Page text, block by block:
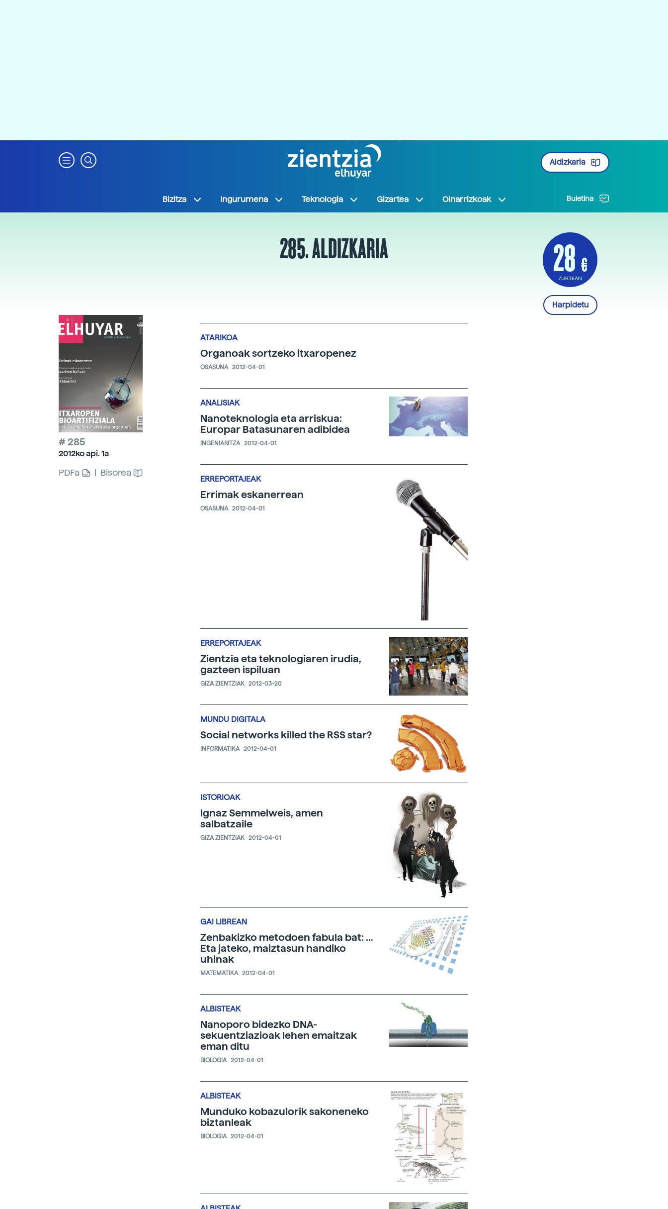
Aldizkaria
Bizitza Ingurumena Teknologia Gizartea Oinarrizkoak Buletina
285. ALDIZKARIA 28 €
/URTEAN
Harpidetu
# 285
2012ko api. 1a
PDFa | Bisorea
ATARIKOA
Organoak sortzeko itxaropenez
OSASUNA 2012-04-01
ANALISIAK
Nanoteknologia eta arriskua:
Europar Batasunaren adibidea
INGENIARITZA 2012-04-01
ERREPORTAJEAK
Errimak eskanerrean
OSASUNA 2012-04-01
ERREPORTAJEAK
Zientzia eta teknologiaren irudia,
gazteen ispiluan
GIZA ZIENTZIAK 2012-03-20
MUNDU DIGITALA
Social networks killed the RSS star?
INFORMATIKA 2012-04-01
ISTORIOAK
Ignaz Semmelweis, amen
salbatzaile
GIZA ZIENTZIAK 2012-04-01
GAI LIBREAN
Zenbakizko metodoen fabula bat: ...
Eta jateko, maiztasun handiko
uhinak
MATEMATIKA 2012-04-01
ALBISTEAK
Nanoporo bidezko DNA-
sekuentziazioak lehen emaitzak
eman ditu
BIOLOGIA 2012-04-01
ALBISTEAK
Munduko kobazulorik sakoneneko
biztanleak
BIOLOGIA 2012-04-01